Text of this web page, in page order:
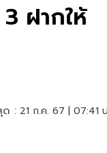
ฝากให้
ด : 21 ก.ค. 67 | 07:41